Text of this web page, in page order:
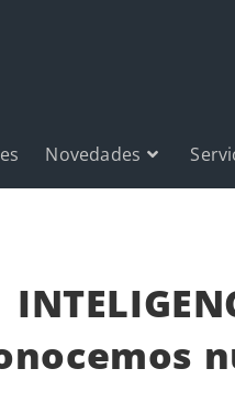
Novedades